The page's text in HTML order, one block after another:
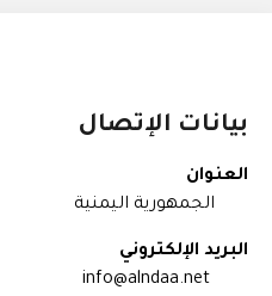
بيانات الإتصال
العنوان
الجمهورية اليمنية
البريد الإلكتروني
info@alndaa.net